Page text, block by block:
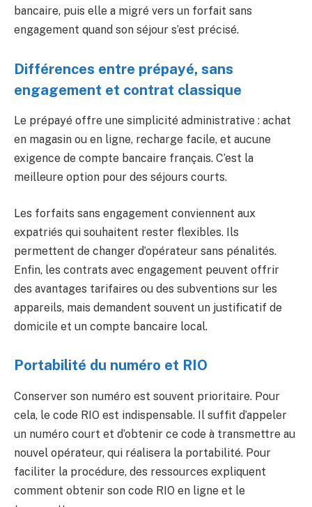
bancaire, puis elle a migré vers un forfait sans
engagement quand son séjour s’est précisé.
Différences entre prépayé, sans
engagement et contrat classique
Le prépayé offre une simplicité administrative : achat
en magasin ou en ligne, recharge facile, et aucune
exigence de compte bancaire français. C’est la
meilleure option pour des séjours courts.
Les forfaits sans engagement conviennent aux
expatriés qui souhaitent rester flexibles. Ils
permettent de changer d’opérateur sans pénalités.
Enfin, les contrats avec engagement peuvent offrir
des avantages tarifaires ou des subventions sur les
appareils, mais demandent souvent un justificatif de
domicile et un compte bancaire local.
Portabilité du numéro et RIO
Conserver son numéro est souvent prioritaire. Pour
cela, le code RIO est indispensable. Il suffit d’appeler
un numéro court et d’obtenir ce code à transmettre au
nouvel opérateur, qui réalisera la portabilité. Pour
faciliter la procédure, des ressources expliquent
comment obtenir son code RIO en ligne et le